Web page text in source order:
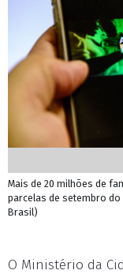
Mais de 20 milhões de
parcelas de setembro do
Brasil)
O Ministério da